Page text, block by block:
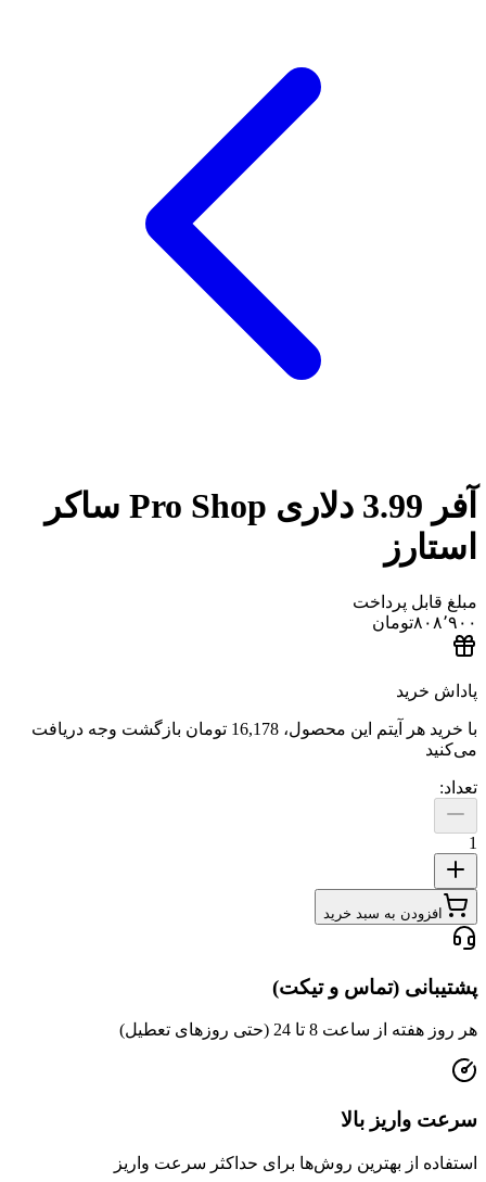
آفر 3.99 دلاری Pro Shop ساکر
پرداخت
تومان
آیتم این محصول، 16,178 تومان بازگشت وجه دریافت
به سبد خرید
(تماس و تیکت)
8 تا 24 (حتی روزهای تعطیل)
بالا
از بهترین روش‌ها برای حداکثر سرعت واریز